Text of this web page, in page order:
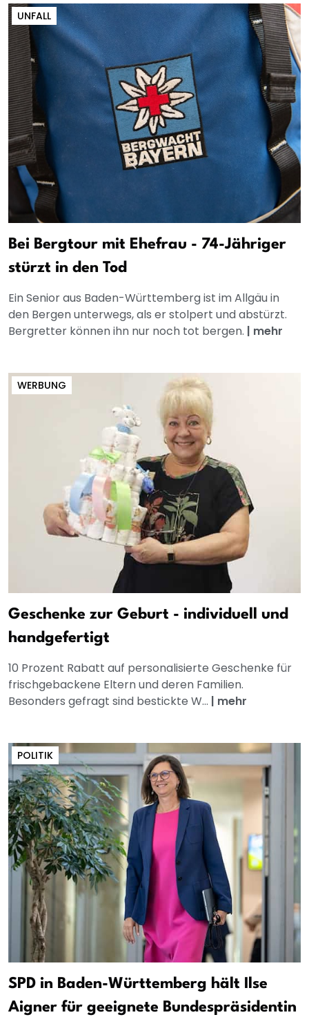
UNFALL
Bei Bergtour mit Ehefrau - 74-Jähriger
stürzt in den Tod
Ein Senior aus Baden-Württemberg ist im Allgäu in
den Bergen unterwegs, als er stolpert und abstürzt.
Bergretter können ihn nur noch tot bergen. | mehr
WERBUNG
Geschenke zur Geburt - individuell und
handgefertigt
10 Prozent Rabatt auf personalisierte Geschenke für
frischgebackene Eltern und deren Familien.
Besonders gefragt sind bestickte W... | mehr
POLITIK
SPD in Baden-Württemberg hält Ilse
Aigner für geeignete Bundespräsidentin